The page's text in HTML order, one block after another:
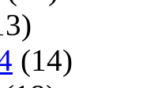
(14)